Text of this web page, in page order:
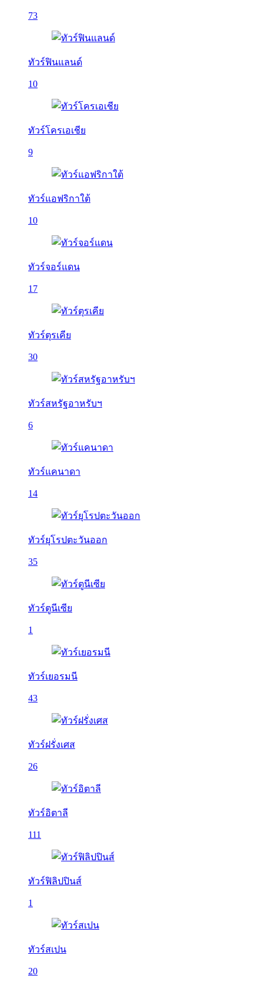
73
ทัวร์ฟินแลนด์
10
ทัวร์โครเอเชีย
9
ทัวร์แอฟริกาใต้
10
ทัวร์จอร์แดน
17
ทัวร์ตุรเคีย
30
ทัวร์สหรัฐอาหรับฯ
6
ทัวร์แคนาดา
14
ทัวร์ยุโรปตะวันออก
35
ทัวร์ตูนีเซีย
1
ทัวร์เยอรมนี
43
ทัวร์ฝรั่งเศส
26
ทัวร์อิตาลี
111
ทัวร์ฟิลิปปินส์
1
ทัวร์สเปน
20